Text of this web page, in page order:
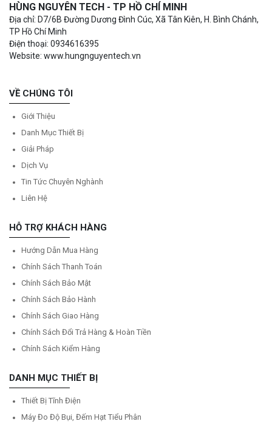
HÙNG NGUYÊN TECH - TP HỒ CHÍ MINH
Địa chỉ: D7/6B Đường Dương Đình Cúc, Xã Tân Kiên, H. Bình Chánh,
TP Hồ Chí Minh
Điện thoại: 0934616395
Website: www.hungnguyentech.vn
VỀ CHÚNG TÔI
Giới Thiệu
Danh Mục Thiết Bị
Giải Pháp
Dịch Vụ
Tin Tức Chuyên Nghành
Liên Hệ
HỖ TRỢ KHÁCH HÀNG
Hướng Dẫn Mua Hàng
Chính Sách Thanh Toán
Chính Sách Bảo Mật
Chính Sách Bảo Hành
Chính Sách Giao Hàng
Chính Sách Đổi Trả Hàng & Hoàn Tiền
Chính Sách Kiểm Hàng
DANH MỤC THIẾT BỊ
Thiết Bị Tĩnh Điện
Máy Đo Độ Bụi, Đếm Hạt Tiểu Phân